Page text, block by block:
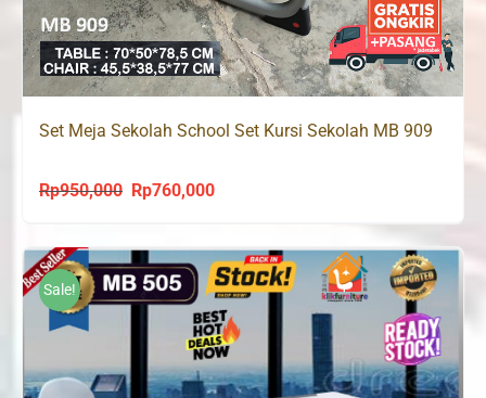
Set Meja Sekolah School Set Kursi Sekolah MB 909
Rp950,000
Original
was:
Rp950,000.
Rp760,000Current
is:
Rp760,000.
Sale!